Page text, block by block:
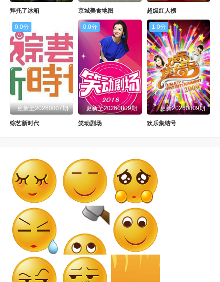
拜托了冰箱 京城美食地图 超级红人榜
0.0分
更新至20260807期
综艺新时代
0.0分
更新至20260809期
笑动剧场
1.0分
更新20260809期
欢乐集结号